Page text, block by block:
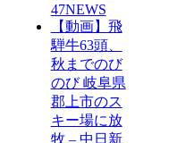
47NEWS
【動画】飛
騨牛63頭、
秋までのび
のび 岐阜県
郡上市のス
キー場に放
牧 – 中日新